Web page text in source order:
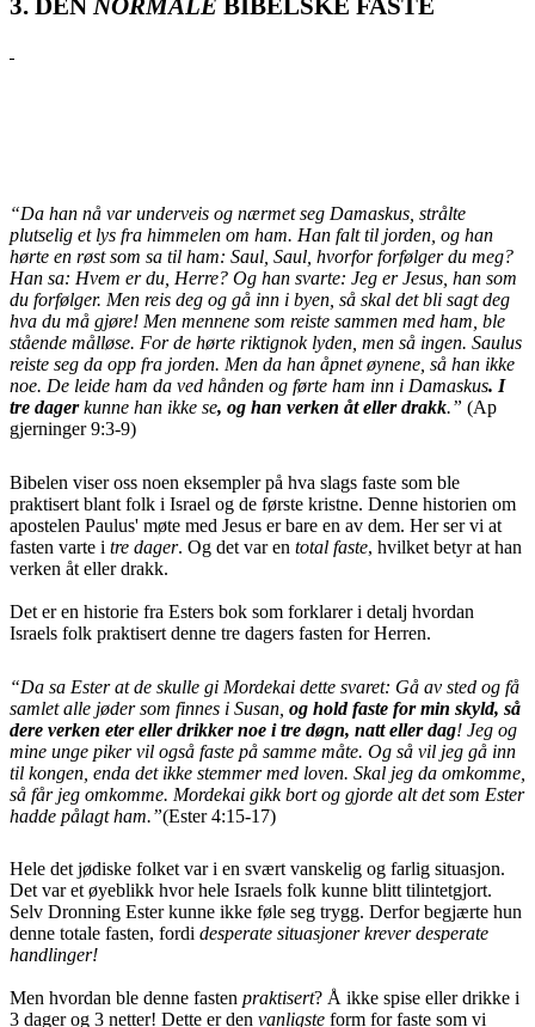
3. DENNORMALE BIBELSKE FASTE
“Da han nå var underveis og nærmet seg Damaskus, strålte
plutselig et lys fra himmelen om ham. Han falt til jorden, og han
hørte en røst som sa til ham: Saul, Saul, hvorfor forfølger du meg?
Han sa: Hvem er du, Herre? Og han svarte: Jeg er Jesus, han som
du forfølger. Men reis deg og gå inn i byen, så skal det bli sagt deg
hva du må gjøre! Men mennene som reiste sammen med ham, ble
stående målløse. For de hørte riktignok lyden, men så ingen. Saulus
reiste seg da opp fra jorden. Men da han åpnet øynene, så han ikke
noe. De leide ham da ved hånden og førte ham inn i Damaskus. I
tre dagerkunne han ikke se, og han verken åt eller drakk.” (Ap
gjerninger 9:3-9)
Bibelen viser oss noen eksempler på hva slags faste som ble
praktisert blant folk i Israel og de første kristne. Denne historien om
apostelen Paulus' møte med Jesus er bare en av dem. Her ser vi at
fasten varte i tre dager. Og det var en total faste, hvilket betyr at han
verken åt eller drakk.
Det er en historie fra Esters bok som forklarer i detalj hvordan
Israels folk praktisert denne tre dagers fasten for Herren.
“Da sa Ester at de skulle gi Mordekai dette svaret: Gå av sted og få
samlet alle jøder som finnes i Susan, og hold faste for min skyld, så
dere verken eter eller drikker noe i tre døgn, natt eller dag! Jeg og
mine unge piker vil også faste på samme måte. Og så vil jeg gå inn
til kongen, enda det ikke stemmer med loven. Skal jeg da omkomme,
så får jeg omkomme. Mordekai gikk bort og gjorde alt det som Ester
hadde pålagt ham.”(Ester 4:15-17)
Hele det jødiske folket var i en svært vanskelig og farlig situasjon.
Det var et øyeblikk hvor hele Israels folk kunne blitt tilintetgjort.
Selv Dronning Ester kunne ikke føle seg trygg. Derfor begjærte hun
denne totale fasten, fordi desperate situasjoner krever desperate
handlinger!
Men hvordan ble denne fasten praktisert? Å ikke spise eller drikke i
3 dager og 3 netter! Dette er den vanligste form for faste som vi